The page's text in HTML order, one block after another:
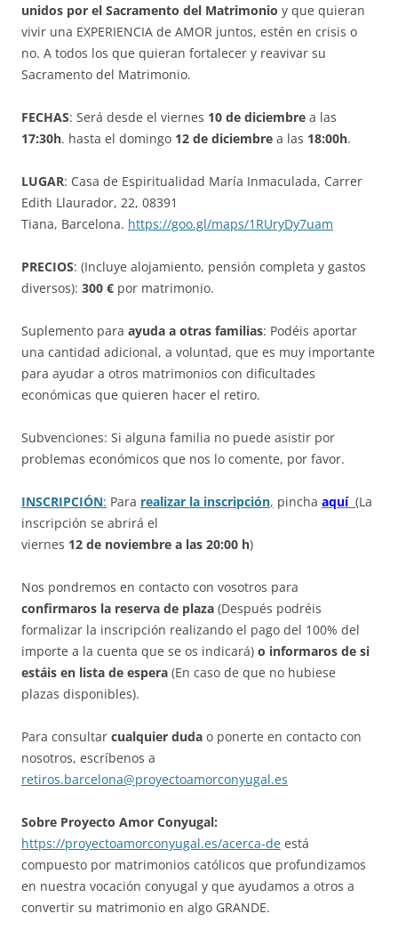
unidos por el Sacramento del Matrimonio y que quieran
vivir una EXPERIENCIA de AMOR juntos, estén en crisis o
no. A todos los que quieran fortalecer y reavivar su
Sacramento del Matrimonio.
FECHAS: Será desde el viernes 10 de diciembre a las
17:30h. hasta el domingo 12 de diciembre a las 18:00h.
LUGAR: Casa de Espiritualidad María Inmaculada, Carrer
Edith Llaurador, 22, 08391
Tiana, Barcelona. https://goo.gl/maps/1RUryDy7uam
PRECIOS: (Incluye alojamiento, pensión completa y gastos
diversos): 300 € por matrimonio.
Suplemento para ayuda a otras familias: Podéis aportar
una cantidad adicional, a voluntad, que es muy importante
para ayudar a otros matrimonios con dificultades
económicas que quieren hacer el retiro.
Subvenciones: Si alguna familia no puede asistir por
problemas económicos que nos lo comente, por favor.
INSCRIPCIÓN: Para realizar la inscripción, pincha aquí (La
inscripción se abrirá el
viernes 12 de noviembre a las 20:00 h)
Nos pondremos en contacto con vosotros para
confirmaros la reserva de plaza (Después podréis
formalizar la inscripción realizando el pago del 100% del
importe a la cuenta que se os indicará) o informaros de si
estáis en lista de espera (En caso de que no hubiese
plazas disponibles).
Para consultar cualquier duda o ponerte en contacto con
nosotros, escríbenos a
retiros.barcelona@proyectoamorconyugal.es
Sobre Proyecto Amor Conyugal:
https://proyectoamorconyugal.es/acerca-de está
compuesto por matrimonios católicos que profundizamos
en nuestra vocación conyugal y que ayudamos a otros a
convertir su matrimonio en algo GRANDE.